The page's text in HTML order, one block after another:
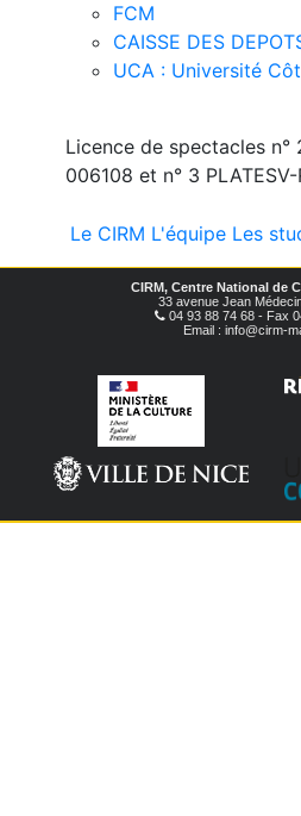
FCM
CAISSE DES
UCA : Université
Licence de spectacles n°
006108 et n° 3
Le CIRM L'équipe Les
CIRM, Centre National de
33 avenue Jean
04 93 88 74 68 - Fax
Email : info@cirm-